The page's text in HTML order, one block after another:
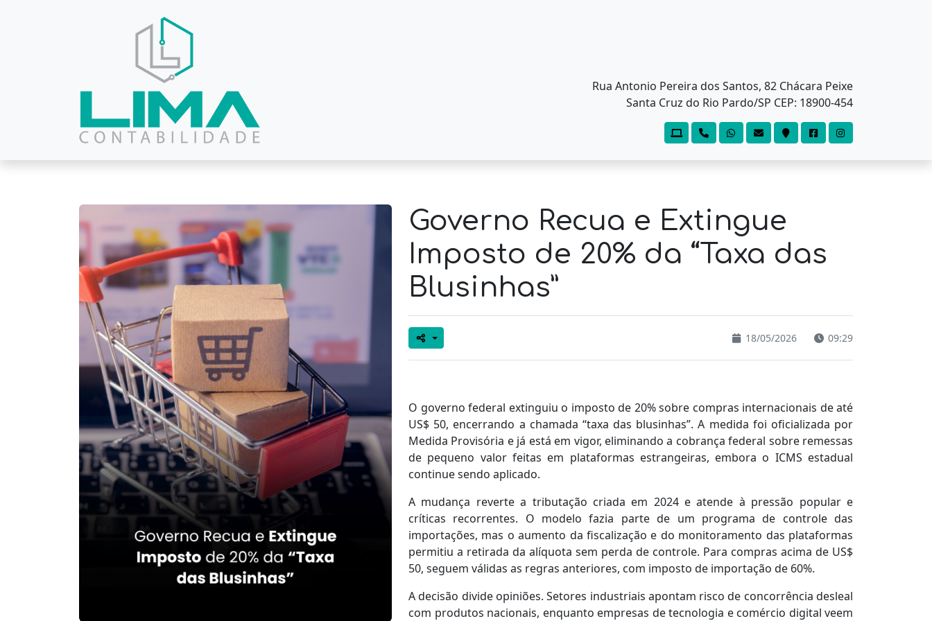
Rua Antonio Pereira dos Santos, 82 Chácara Peixe
Santa Cruz do Rio Pardo/SP CEP: 18900-454
Governo Recua e Extingue
Imposto de 20% da “Taxa das
Blusinhas”
18/05/2026 09:29
O governo federal extinguiu o imposto de 20% sobre compras internacionais de até
US$ 50, encerrando a chamada “taxa das blusinhas”. A medida foi oficializada por
Medida Provisória e já está em vigor, eliminando a cobrança federal sobre remessas
de pequeno valor feitas em plataformas estrangeiras, embora o ICMS estadual
continue sendo aplicado.
A mudança reverte a tributação criada em 2024 e atende à pressão popular e
críticas recorrentes. O modelo fazia parte de um programa de controle das
importações, mas o aumento da fiscalização e do monitoramento das plataformas
permitiu a retirada da alíquota sem perda de controle. Para compras acima de US$
50, seguem válidas as regras anteriores, com imposto de importação de 60%.
A decisão divide opiniões. Setores industriais apontam risco de concorrência desleal
com produtos nacionais, enquanto empresas de tecnologia e comércio digital veem